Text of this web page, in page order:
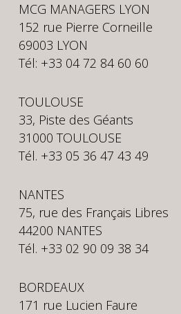
MCG MANAGERS LYON
152 rue Pierre Corneille
69003 LYON
Tél: +33 04 72 84 60 60
TOULOUSE
33, Piste des Géants
31000 TOULOUSE
Tél. +33 05 36 47 43 49
NANTES
75, rue des Français Libres
44200 NANTES
Tél. +33 02 90 09 38 34
BORDEAUX
171 rue Lucien Faure